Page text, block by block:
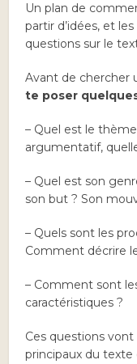
Un plan de
partir d’idées, et
questions sur le
Avant de chercher
te poser
– Quel est le
argumentatif,
– Quel est son
son but ? Son
– Quels sont les
Comment décrire
– Comment sont
caractéristiques ?
Ces questions vont
principaux du texte